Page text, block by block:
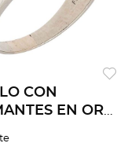
CON
EN ORO